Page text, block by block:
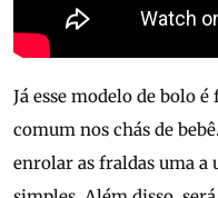
Já esse modelo de bolo
comum nos chás de
enrolar as fraldas uma a